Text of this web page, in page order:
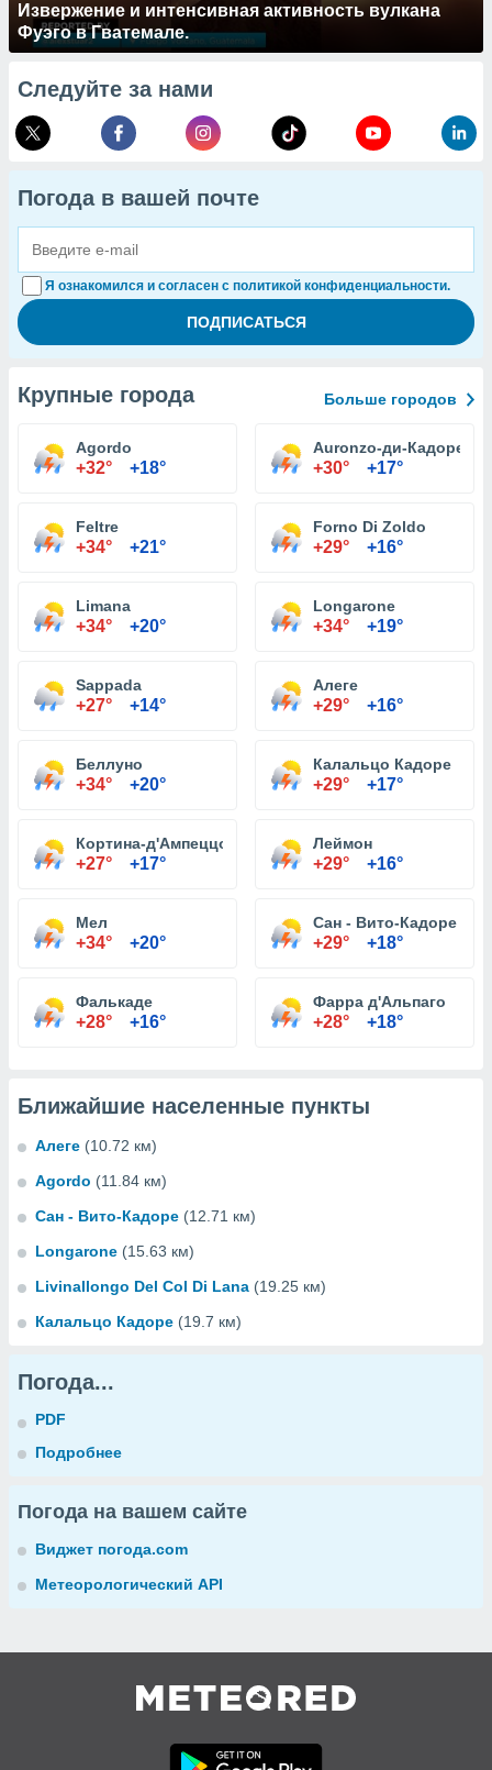
Извержение и интенсивная активность вулкана
Фуэго в Гватемале.
Следуйте за нами
Погода в вашей почте
Я ознакомился и согласен с политикой конфиденциальности.
Крупные города Больше городов
Agordo
+32° +18°
Auronzo-ди-Кадоре
+30° +17°
Feltre
+34° +21°
Forno Di Zoldo
+29° +16°
Limana
+34° +20°
Longarone
+34° +19°
Sappada
+27° +14°
Алеге
+29° +16°
Беллуно
+34° +20°
Калальцо Кадоре
+29° +17°
Кортина-д'Ампеццо
+27° +17°
Леймон
+29° +16°
Мел
+34° +20°
Сан - Вито-Кадоре
+29° +18°
Фалькаде
+28° +16°
Фарра д'Альпаго
+28° +18°
Ближайшие населенные пункты
Алеге (10.72 км)
Agordo (11.84 км)
Сан - Вито-Кадоре (12.71 км)
Longarone (15.63 км)
Livinallongo Del Col Di Lana (19.25 км)
Калальцо Кадоре (19.7 км)
Погода...
PDF
Подробнее
Погода на вашем сайте
Виджет погода.com
Метеорологический API